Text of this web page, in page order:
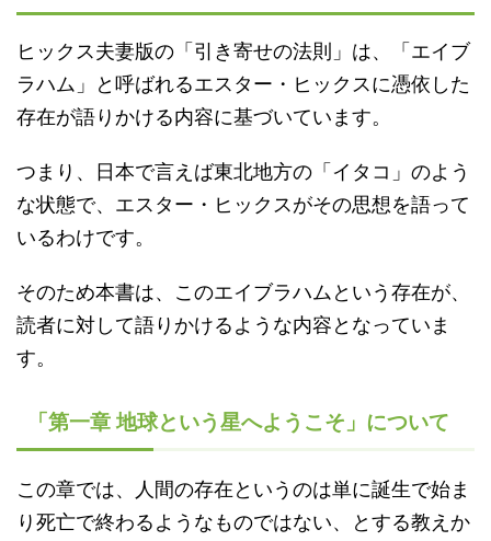
ヒックス夫妻版の「引き寄せの法則」は、「エイブ
ラハム」と呼ばれるエスター・ヒックスに憑依した
存在が語りかける内容に基づいています。
つまり、日本で言えば東北地方の「イタコ」のよう
な状態で、エスター・ヒックスがその思想を語って
いるわけです。
そのため本書は、このエイブラハムという存在が、
読者に対して語りかけるような内容となっていま
す。
「第一章 地球という星へようこそ」について
この章では、人間の存在というのは単に誕生で始ま
り死亡で終わるようなものではない、とする教えか